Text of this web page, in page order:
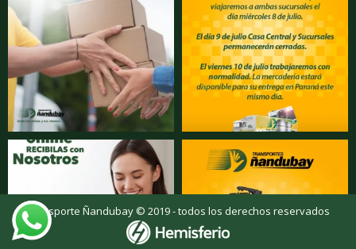
Transporte Ñandubay © 2019 - todos los derechos reservados